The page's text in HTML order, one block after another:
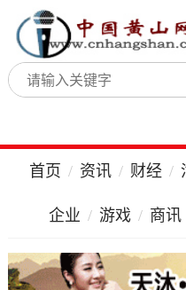
首页 资讯 财经
企业 游戏 商讯